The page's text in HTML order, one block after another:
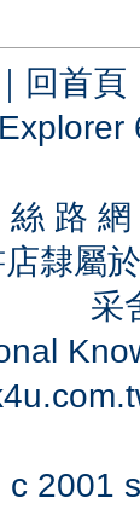
｜ 回首頁
絲 路
隸屬
采
c 2001